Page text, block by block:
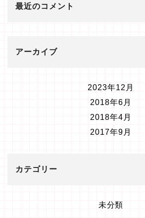
最近のコメント
アーカイブ
2023年12月
2018年6月
2018年4月
2017年9月
カテゴリー
未分類